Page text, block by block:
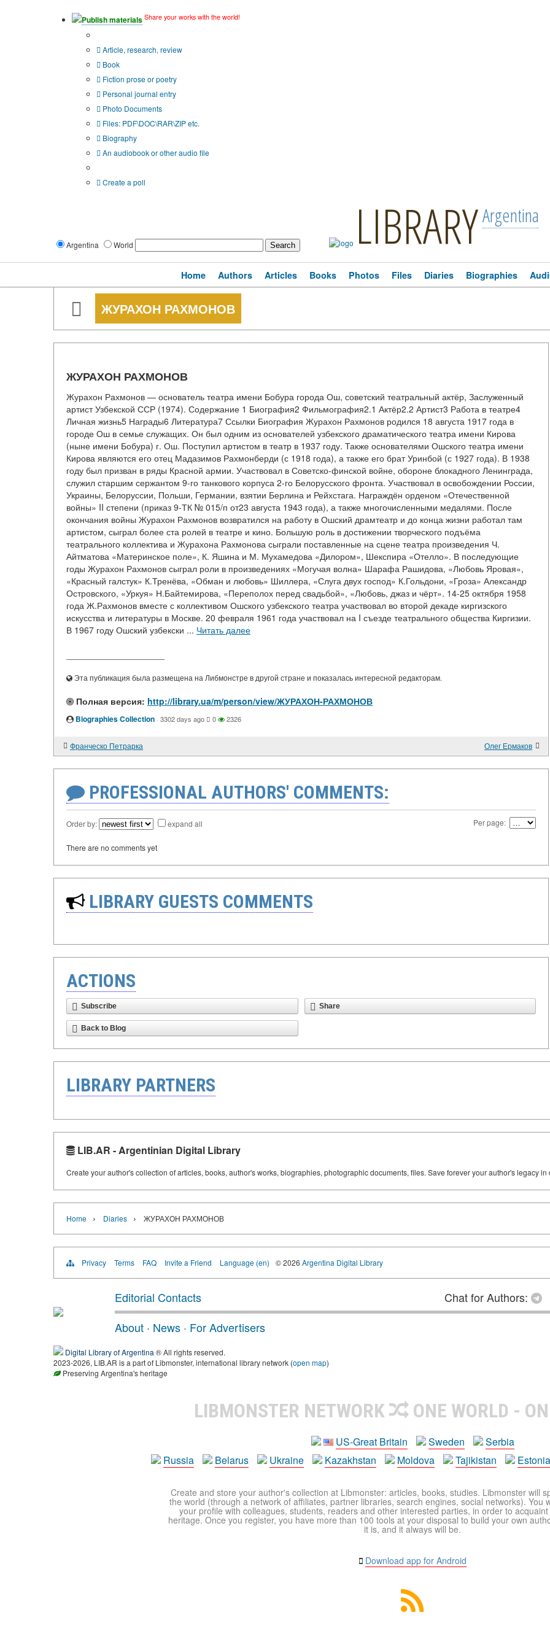
Publish materials Share your works with the world!
Article, research, review
Book
Fiction prose or poetry
Personal journal entry
Photo Documents
Files: PDF\DOC\RAR\ZIP etc.
Biography
An audiobook or other audio file
Create a poll
Argentina World LIBRARYArgentina
Home Authors Articles Books Photos Files Diaries Biographies
ЖУРАХОН РАХМОНОВ
ЖУРАХОН РАХМОНОВ
Журахон Рахмонов — основатель театра имени Бобура города Ош, советский театральный актёр, Заслуженный
артист Узбекской ССР (1974). Содержание 1 Биография2 Фильмография2.1 Актёр2.2 Артист3 Работа в театре4
Личная жизнь5 Награды6 Литература7 Ссылки Биография Журахон Рахмонов родился 18 августа 1917 года в
городе Ош в семье служащих. Он был одним из основателей узбекского драматического театра имени Кирова
(ныне имени Бобура) г. Ош. Поступил артистом в театр в 1937 году. Также основателями Ошского театра имени
Кирова являются его отец Мадазимов Рахмонберди (с 1918 года), а также его брат Уринбой (с 1927 года). В 1938
году был призван в ряды Красной армии. Участвовал в Советско-финской войне, обороне блокадного Ленинграда,
служил старшим сержантом 9-го танкового корпуса 2-го Белорусского фронта. Участвовал в освобождении России,
Украины, Белоруссии, Польши, Германии, взятии Берлина и Рейхстага. Награждён орденом «Отечественной
войны» II степени (приказ 9-ТК № 015/п от23 августа 1943 года), а также многочисленными медалями. После
окончания войны Журахон Рахмонов возвратился на работу в Ошский драмтеатр и до конца жизни работал там
артистом, сыграл более ста ролей в театре и кино. Большую роль в достижении творческого подъёма
театрального коллектива и Журахона Рахмонова сыграли поставленные на сцене театра произведения Ч.
Айтматова «Материнское поле», К. Яшина и М. Мухамедова «Дилором», Шекспира «Отелло». В последующие
годы Журахон Рахмонов сыграл роли в произведениях «Могучая волна» Шарафа Рашидова, «Любовь Яровая»,
«Красный галстук» К.Тренёва, «Обман и любовь» Шиллера, «Слуга двух господ» К.Гольдони, «Гроза» Александр
Островского, «Уркуя» Н.Байтемирова, «Переполох перед свадьбой», «Любовь, джаз и чёрт». 14-25 октября 1958
года Ж.Рахмонов вместе с коллективом Ошского узбекского театра участвовал во второй декаде киргизского
искусства и литературы в Москве. 20 февраля 1961 года участвовал на I съезде театрального общества Киргизии.
В 1967 году Ошский узбекски ... Читать далее
Эта публикация была размещена на Либмонстре в другой стране и показалась интересной редакторам.
Полная версия: http://library.ua/m/person/view/ЖУРАХОН-РАХМОНОВ
Biographies Collection · 3302 days ago 0 2326
Франческо Петрарка Олег Ермаков
PROFESSIONAL AUTHORS' COMMENTS:
Order by: expand all Per page:
There are no comments yet
LIBRARY GUESTS COMMENTS
ACTIONS
Subscribe Share
Back to Blog
LIBRARY PARTNERS
LIB.AR - Argentinian Digital Library
Create your author's collection of articles, books, author's works, biographies, photographic documents, files. Save forever your author's legacy
Home › Diaries › ЖУРАХОН РАХМОНОВ
Privacy Terms FAQ Invite a Friend Language (en) © 2026 Argentina Digital Library
Editorial Contacts Chat for Authors:
About · News · For Advertisers
Digital Library of Argentina ® All rights reserved.
2023-2026, LIB.AR is a part of Libmonster, international library network (open map)
Preserving Argentina's heritage
LIBMONSTER NETWORK ONE WORLD -
US-Great Britain Sweden
Serbia
Russia
Belarus Ukraine Kazakhstan Moldova Tajikistan Estonia
Create and store your author's collection at Libmonster: articles, books, studies. Libmonster will
the world (through a network of affiliates, partner libraries, search engines, social networks). You
your profile with colleagues, students, readers and other interested parties, in order to
heritage. Once you register, you have more than 100 tools at your disposal to build your own
it is, and it always will be.
Download app for Android